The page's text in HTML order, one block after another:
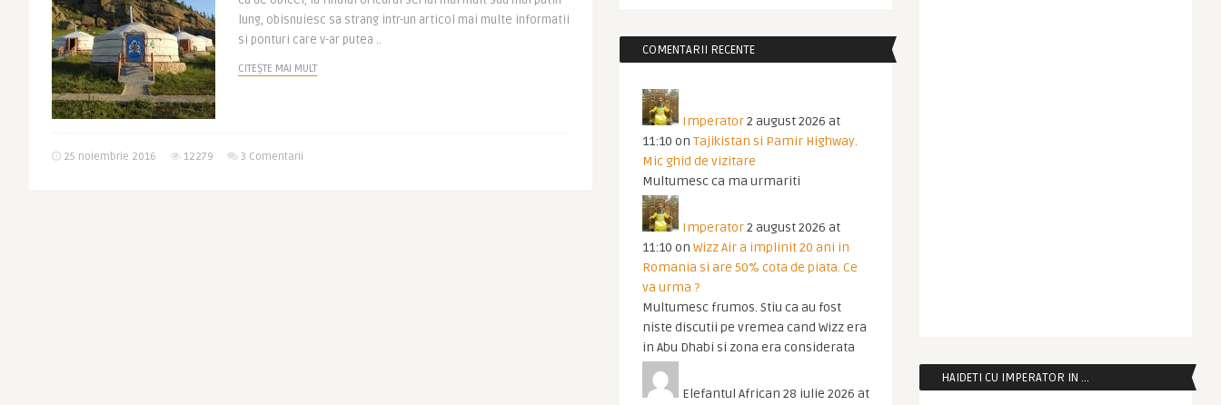
lung, obisnuiesc sa strang intr-un articol mai multe informatii
si ponturi care v-ar putea ..
CITEȘTE MAI MULT
25 noiembrie 2016 12279 3 Comentarii
COMENTARII RECENTE
Imperator2 august 2026 at
11:10 on Tajikistan si Pamir Highway.
Mic ghid de vizitare
Multumesc ca ma urmariti
Imperator2 august 2026 at
11:10 on Wizz Air a implinit 20 ani in
Romania si are 50% cota de piata. Ce
va urma ?
Multumesc frumos. Stiu ca au fost
niste discutii pe vremea cand Wizz era
in Abu Dhabi si zona era considerata
Elefantul African 28 iulie 2026 at
HAIDETI CU IMPERATOR IN …